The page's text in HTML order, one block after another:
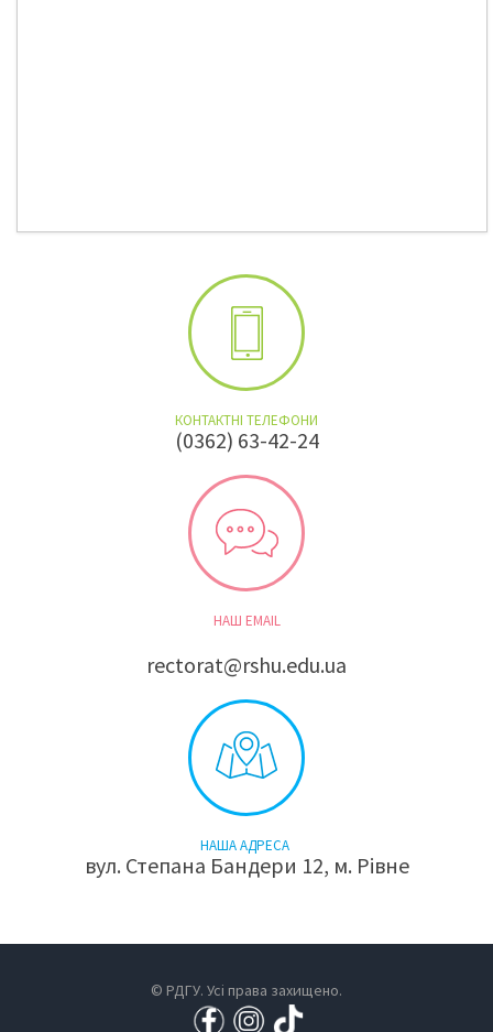
КОНТАКТНІ ТЕЛЕФОНИ
(0362) 63-42-24
НАШ EMAIL
rectorat@rshu.edu.ua
НАША АДРЕСА
вул. Степана Бандери 12, м. Рівне
© РДГУ. Усі права захищено.